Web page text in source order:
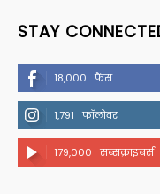
STAY
18,000 फैंस
1,791 फॉलोवर
179,000 सब्सक्राइबर्स